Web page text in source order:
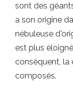
sont des
a son origine
nébuleuse
est plus
conséquent, la
composés.